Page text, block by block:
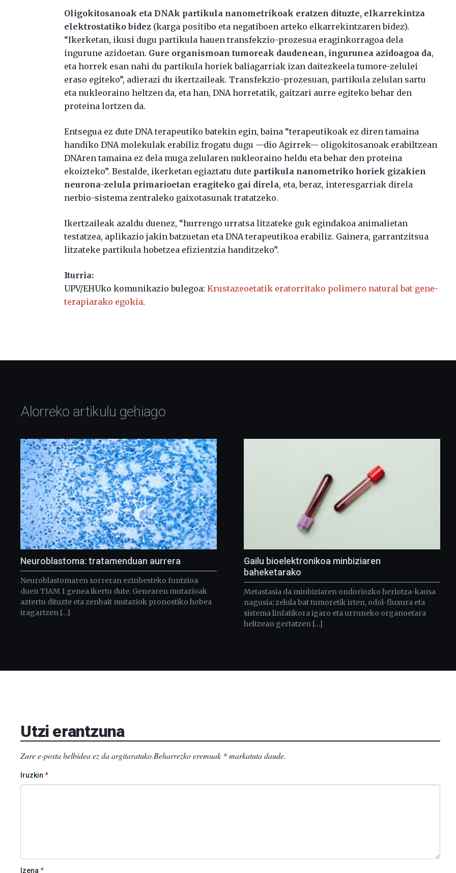
Oligokitosanoak eta DNAk partikula nanometrikoak eratzen dituzte, elkarrekintza
elektrostatiko bidez (karga positibo eta negatiboen arteko elkarrekintzaren bidez).
“Ikerketan, ikusi dugu partikula hauen transfekzio-prozesua eraginkorragoa dela
ingurune azidoetan. Gure organismoan tumoreak daudenean, ingurunea azidoagoa da,
eta horrek esan nahi du partikula horiek baliagarriak izan daitezkeela tumore-zelulei
eraso egiteko”, adierazi du ikertzaileak. Transfekzio-prozesuan, partikula zelulan sartu
eta nukleoraino heltzen da, eta han, DNA horretatik, gaitzari aurre egiteko behar den
proteina lortzen da.
Entsegua ez dute DNA terapeutiko batekin egin, baina “terapeutikoak ez diren tamaina
handiko DNA molekulak erabiliz frogatu dugu —dio Agirrek— oligokitosanoak erabiltzean
DNAren tamaina ez dela muga zelularen nukleoraino heldu eta behar den proteina
ekoizteko”. Bestalde, ikerketan egiaztatu dute partikula nanometriko horiek gizakien
neurona-zelula primarioetan eragiteko gai direla, eta, beraz, interesgarriak direla
nerbio-sistema zentraleko gaixotasunak tratatzeko.
Ikertzaileak azaldu duenez, “hurrengo urratsa litzateke guk egindakoa animalietan
testatzea, aplikazio jakin batzuetan eta DNA terapeutikoa erabiliz. Gainera, garrantzitsua
litzateke partikula hobetzea efizientzia handitzeko”.
Iturria:
UPV/EHUko komunikazio bulegoa:Krustazeoetatik eratorritako polimero natural bat gene-
terapiarako egokia.
Alorreko artikulu gehiago
Neuroblastoma: tratamenduan aurrera
Neuroblastomaren sorreran ezinbesteko funtzioa
duen TIAM 1 genea ikertu dute. Genearen mutazioak
aztertu dituzte eta zenbait mutaziok pronostiko hobea
iragartzen […]
Gailu bioelektronikoa minbiziaren
baheketarako
Metastasia da minbiziaren ondoriozko heriotza-kausa
nagusia; zelula bat tumoretik irten, odol-fluxura eta
sistema linfatikora igaro eta urruneko organoetara
heltzean gertatzen […]
Utzi erantzuna
Zure e-posta helbidea ez da argitaratuko.Beharrezko eremuak *markatuta daude.
Iruzkin*
Izena*